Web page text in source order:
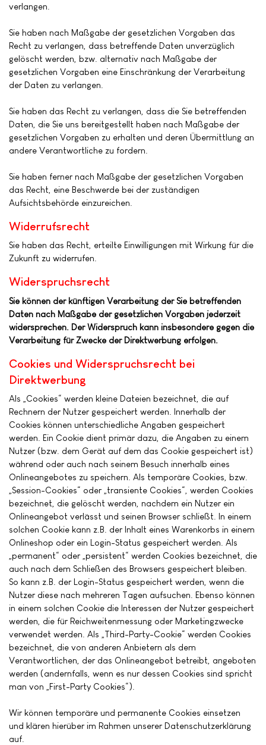
verlangen.
Sie haben nach Maßgabe der gesetzlichen Vorgaben das
Recht zu verlangen, dass betreffende Daten unverzüglich
gelöscht werden, bzw. alternativ nach Maßgabe der
gesetzlichen Vorgaben eine Einschränkung der Verarbeitung
der Daten zu verlangen.
Sie haben das Recht zu verlangen, dass die Sie betreffenden
Daten, die Sie uns bereitgestellt haben nach Maßgabe der
gesetzlichen Vorgaben zu erhalten und deren Übermittlung an
andere Verantwortliche zu fordern.
Sie haben ferner nach Maßgabe der gesetzlichen Vorgaben
das Recht, eine Beschwerde bei der zuständigen
Aufsichtsbehörde einzureichen.
Widerrufsrecht
Sie haben das Recht, erteilte Einwilligungen mit Wirkung für die
Zukunft zu widerrufen.
Widerspruchsrecht
Sie können der künftigen Verarbeitung der Sie betreffenden
Daten nach Maßgabe der gesetzlichen Vorgaben jederzeit
widersprechen. Der Widerspruch kann insbesondere gegen die
Verarbeitung für Zwecke der Direktwerbung erfolgen.
Cookies und Widerspruchsrecht bei
Direktwerbung
Als „Cookies“ werden kleine Dateien bezeichnet, die auf
Rechnern der Nutzer gespeichert werden. Innerhalb der
Cookies können unterschiedliche Angaben gespeichert
werden. Ein Cookie dient primär dazu, die Angaben zu einem
Nutzer (bzw. dem Gerät auf dem das Cookie gespeichert ist)
während oder auch nach seinem Besuch innerhalb eines
Onlineangebotes zu speichern. Als temporäre Cookies, bzw.
„Session-Cookies“ oder „transiente Cookies“, werden Cookies
bezeichnet, die gelöscht werden, nachdem ein Nutzer ein
Onlineangebot verlässt und seinen Browser schließt. In einem
solchen Cookie kann z.B. der Inhalt eines Warenkorbs in einem
Onlineshop oder ein Login-Status gespeichert werden. Als
„permanent“ oder „persistent“ werden Cookies bezeichnet, die
auch nach dem Schließen des Browsers gespeichert bleiben.
So kann z.B. der Login-Status gespeichert werden, wenn die
Nutzer diese nach mehreren Tagen aufsuchen. Ebenso können
in einem solchen Cookie die Interessen der Nutzer gespeichert
werden, die für Reichweitenmessung oder Marketingzwecke
verwendet werden. Als „Third-Party-Cookie“ werden Cookies
bezeichnet, die von anderen Anbietern als dem
Verantwortlichen, der das Onlineangebot betreibt, angeboten
werden (andernfalls, wenn es nur dessen Cookies sind spricht
man von „First-Party Cookies“).
Wir können temporäre und permanente Cookies einsetzen
und klären hierüber im Rahmen unserer Datenschutzerklärung
auf.